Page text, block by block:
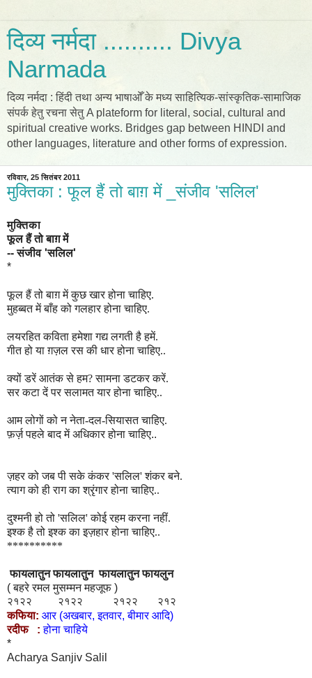
दिव्य नर्मदा .......... Divya
Narmada
दिव्य नर्मदा : हिंदी तथा अन्य भाषाओँ के मध्य साहित्यिक-सांस्कृतिक-सामाजिक
संपर्क हेतु रचना सेतु A plateform for literal, social, cultural and
spiritual creative works. Bridges gap between HINDI and
other languages, literature and other forms of expression.
रविवार, 25 सितंबर 2011
मुक्तिका : फूल हैं तो बाग़ में _संजीव 'सलिल'
मुक्तिका
फूल हैं तो बाग़ में
-- संजीव 'सलिल'
*
फूल हैं तो बाग़ में कुछ खार होना चाहिए.
मुहब्बत में बाँह को गलहार होना चाहिए.
लयरहित कविता हमेशा गद्य लगती है हमें.
गीत हो या ग़ज़ल रस की धार होना चाहिए..
क्यों डरें आतंक से हम? सामना डटकर करें.
सर कटा दें पर सलामत यार होना चाहिए..
आम लोगों को न नेता-दल-सियासत चाहिए.
फ़र्ज़ पहले बाद में अधिकार होना चाहिए..
ज़हर को जब पी सके कंकर 'सलिल' शंकर बने.
त्याग को ही राग का श्रृंगार होना चाहिए..
दुश्मनी हो तो 'सलिल' कोई रहम करना नहीं.
इश्क है तो इश्क का इज़हार होना चाहिए..
**********
फायलातुन फायलातुन फायलातुन फायलुन
( बहरे रमल मुसम्मन महजूफ )
२१२२ २१२२ २१२२ २१२
कफिया: आर (अखबार, इतवार, बीमार आदि)
रदीफ : होना चाहिये
*
Acharya Sanjiv Salil